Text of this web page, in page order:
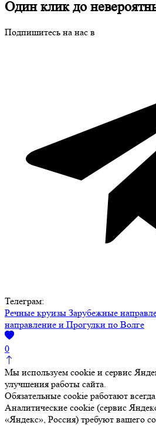
Один клик до
Подпишитесь на нас в
Телеграм:
Речные круизы Зарубежные
направление и Прогулки по Волге
0
Мы используем cookie и сервис
улучшения работы сайта.
Обязательные cookie работают
Аналитические cookie (сервис
«Яндекс», Россия) требуют вашего